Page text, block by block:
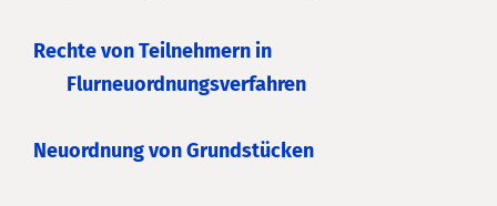
Rechte von Teilnehmern in
Flurneuordnungsverfahren
Neuordnung von Grundstücken